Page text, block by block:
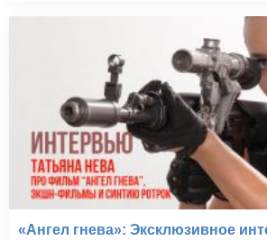
«Ангел гнева»: Эксклюзивное